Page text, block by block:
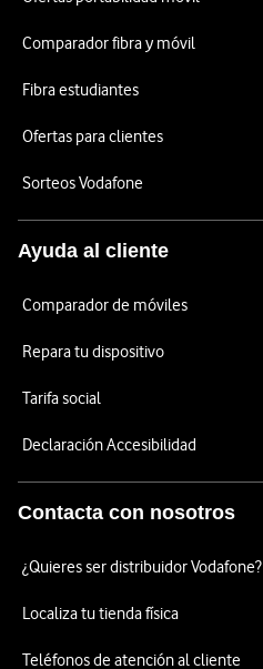
Comparador fibra y móvil
Fibra estudiantes
Ofertas para clientes
Sorteos Vodafone
Ayuda al cliente
Comparador de móviles
Repara tu dispositivo
Tarifa social
Declaración Accesibilidad
Contacta con nosotros
¿Quieres ser distribuidor Vodafone?
Localiza tu tienda física
Teléfonos de atención al cliente